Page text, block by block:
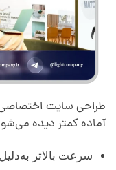
طراحی سایت اختصاصی
آماده کمتر دیده
سرعت بالاتر